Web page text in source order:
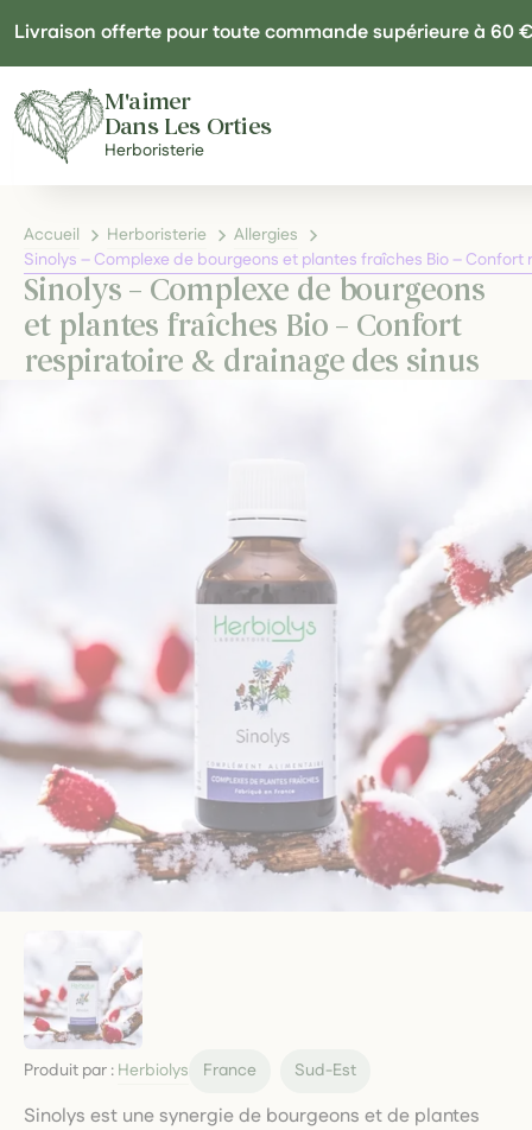
Livraison offerte pour toute commande supérieure à 60 €
M'aimer
Dans Les Orties
Herboristerie
Accueil Herboristerie
Allergies
Sinolys – Complexe de bourgeons et plantes fraîches Bio –
Sinolys – Complexe de bourgeons
et plantes fraîches Bio – Confort
respiratoire & drainage des sinus
Produit par : Herbiolys France Sud-Est
Sinolys est une synergie de bourgeons et de plantes